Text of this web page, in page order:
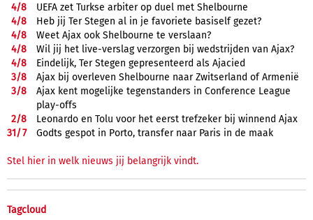
4/8
UEFA zet Turkse arbiter op duel met Shelbourne
4/8
Heb jij Ter Stegen al in je favoriete basiself gezet?
4/8
Weet Ajax ook Shelbourne te verslaan?
4/8
Wil jij het live-verslag verzorgen bij wedstrijden van Ajax?
4/8
Eindelijk, Ter Stegen gepresenteerd als Ajacied
3/8
Ajax bij overleven Shelbourne naar Zwitserland of Armenië
3/8
Ajax kent mogelijke tegenstanders in Conference League
play-offs
2/8
Leonardo en Tolu voor het eerst trefzeker bij winnend Ajax
31/7 Godts gespot in Porto, transfer naar Paris in de maak
Stel hier in welk nieuws jij belangrijk vindt.
Tagcloud